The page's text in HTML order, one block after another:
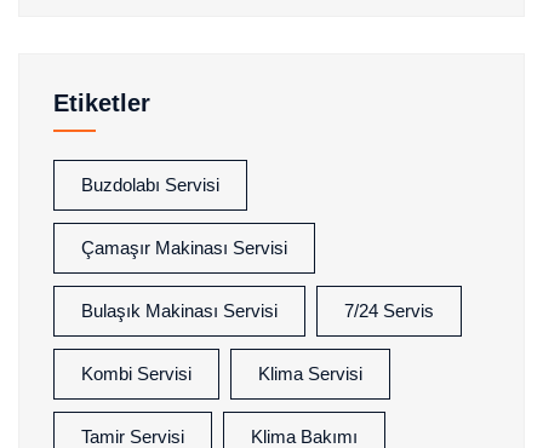
Etiketler
Buzdolabı Servisi
Çamaşır Makinası Servisi
Bulaşık Makinası Servisi 7/24 Servis
Kombi Servisi Klima Servisi
Tamir Servisi Klima Bakımı